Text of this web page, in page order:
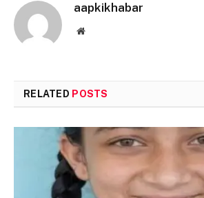
aapkikhabar
Website
RELATED POSTS